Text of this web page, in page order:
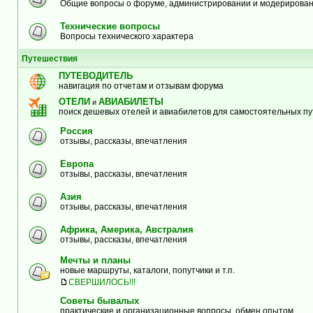
Общие вопросы о форуме, администрировании и
Технические вопросы
Вопросы технического характера
Путешествия
ПУТЕВОДИТЕЛЬ
навигация по отчетам и отзывам форума
ОТЕЛИ и АВИАБИЛЕТЫ
поиск дешевых отелей и авиабилетов для самостоятельных
Россия
отзывы, рассказы, впечатления
Европа
отзывы, рассказы, впечатления
Азия
отзывы, рассказы, впечатления
Африка, Америка, Австралия
отзывы, рассказы, впечатления
Мечты и планы
новые маршруты, каталоги, попутчики и т.п.
СВЕРШИЛОСЬ!!!
Советы бывалых
практические и организационные вопросы, обмен опытом